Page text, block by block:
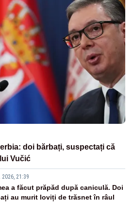
doi bărbați, suspectați că
Vučić
2026, 21:39
a făcut prăpăd după caniculă. Doi
au murit loviți de trăsnet în râul